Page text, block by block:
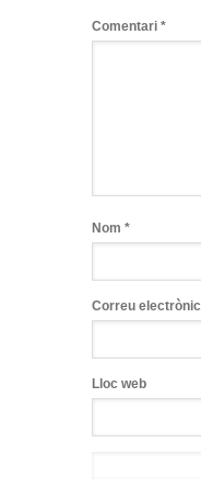
Comentari *
Nom *
Correu electrònic
Lloc web